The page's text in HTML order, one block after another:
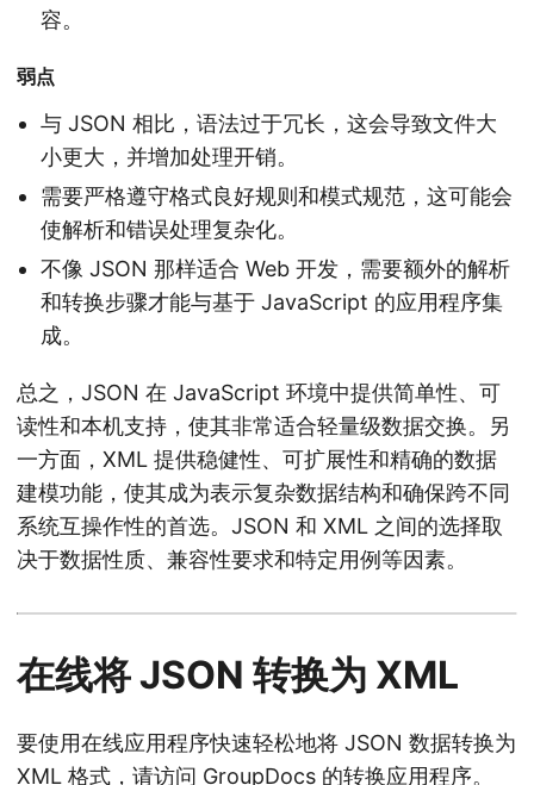
容。
弱点
与 JSON 相比，语法过于冗长，这会导致文件大
小更大，并增加处理开销。
需要严格遵守格式良好规则和模式规范，这可能会
使解析和错误处理复杂化。
不像 JSON 那样适合 Web 开发，需要额外的解析
和转换步骤才能与基于 JavaScript 的应用程序集
成。
总之，JSON 在 JavaScript 环境中提供简单性、可
读性和本机支持，使其非常适合轻量级数据交换。另
一方面，XML 提供稳健性、可扩展性和精确的数据
建模功能，使其成为表示复杂数据结构和确保跨不同
系统互操作性的首选。JSON 和 XML 之间的选择取
决于数据性质、兼容性要求和特定用例等因素。
在线将 JSON 转换为 XML
要使用在线应用程序快速轻松地将 JSON 数据转换为
XML 格式，请访问 GroupDocs 的转换应用程序。